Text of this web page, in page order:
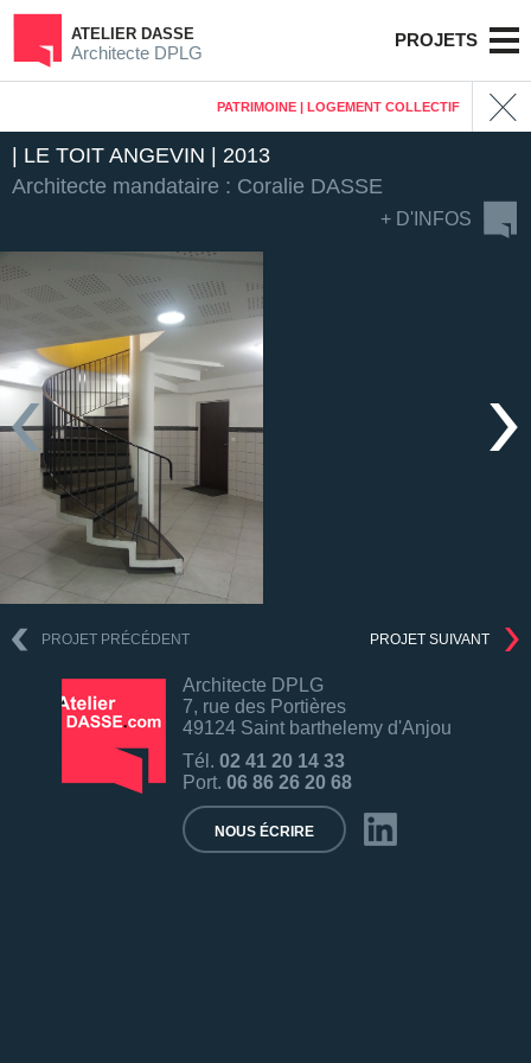
ATELIER DASSE
Architecte DPLG
PROJETS
Architecte DPLG
7, rue des Portières
49124 Saint barthelemy d'Anjou
Tél. 02 41 20 14 33
Port. 06 86 26 20 68
NOUS ÉCRIRE
PATRIMOINE | LOGEMENT COLLECTIF
| LE TOIT ANGEVIN | 2013
Architecte mandataire : Coralie DASSE
+ D'INFOS
PROJET PRÉCÉDENT PROJET SUIVANT